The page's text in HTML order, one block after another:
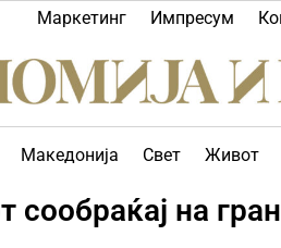
Маркетинг Импресум
Македонија Свет Живот
сообраќај на